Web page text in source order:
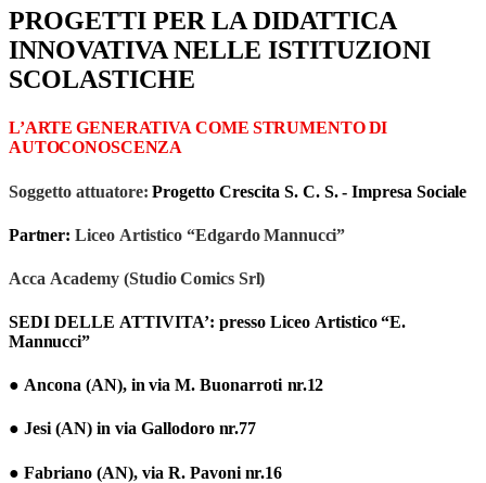
PROGETTI PER LA DIDATTICA
INNOVATIVA NELLE ISTITUZIONI
SCOLASTICHE
L’ARTE GENERATIVA COME STRUMENTO DI
AUTOCONOSCENZA
Soggetto attuatore: Progetto Crescita S. C. S. - Impresa Sociale
Partner: Liceo Artistico “Edgardo Mannucci”
Acca Academy (Studio Comics Srl)
SEDI DELLE ATTIVITA’: presso Liceo Artistico “E.
Mannucci”
● Ancona (AN), in via M. Buonarroti nr.12
● Jesi (AN) in via Gallodoro nr.77
● Fabriano (AN), via R. Pavoni nr.16